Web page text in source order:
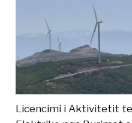
Licencimi i Aktivitetit